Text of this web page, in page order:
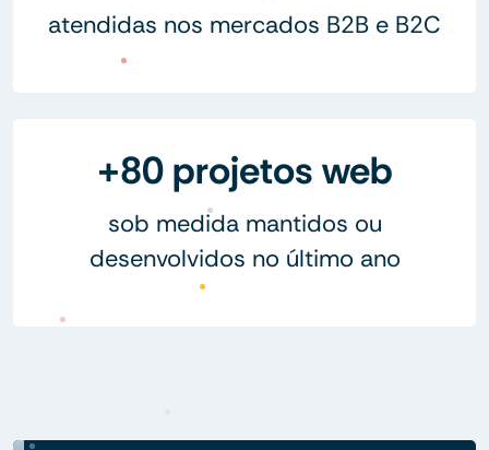
atendidas nos mercados B2B e B2C
+80 projetos web
sob medida mantidos ou
desenvolvidos no último ano